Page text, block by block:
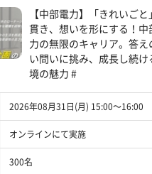
【中部電力】「きれいごと
貫き、想いを形にする！中
力の無限のキャリア。答え
い問いに挑み、成長し続け
境の魅力 #
2026年08月31日(月) 15:00〜16:00
オンラインにて実施
300名